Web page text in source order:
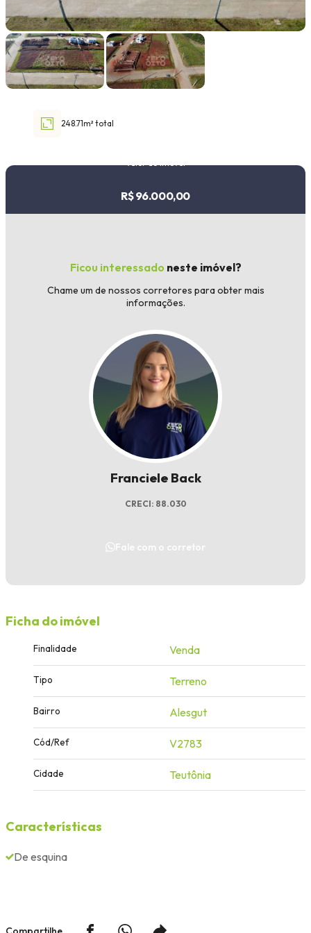
Faixa de valor
30.000,00até1.000.000,00 ou +
248.71m² total
R$ 96.000,00
Ficou interessado neste imóvel?
Chame um de nossos corretores para obter mais
informações.
Franciele Back
CRECI: 88.030
Fale com o corretor
Ficha do imóvel
Finalidade Venda
Tipo Terreno
Bairro Alesgut
Cód/Ref V2783
Cidade Teutônia
Características
De esquina